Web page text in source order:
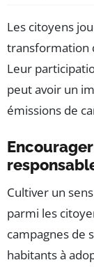
Les citoyens
transformation
Leur
peut avoir un
émissions de
Cultiver un
parmi les
campagnes de
habitants à